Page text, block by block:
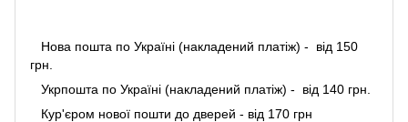
Нова пошта по Україні (накладений платіж) - від 150
грн.
Укрпошта по Україні (накладений платіж) - від 140 грн.
Кур'єром нової пошти до дверей - від 170 грн